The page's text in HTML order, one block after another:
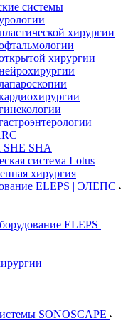
системы
хирургии
хирургии
SHE SHA
система Lotus
хирургия
ELEPS | ЭЛЕПС
ELEPS |
SONOSCAPE